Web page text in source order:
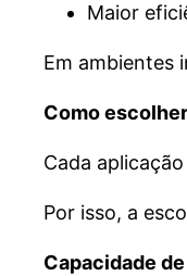
Maior
Em ambientes
Como
Cada
Por isso, a
Capacidade